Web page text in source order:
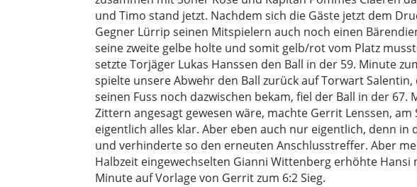
und Timo stand jetzt. Nachdem sich die Gäste jetzt dem
Gegner Lürrip seinen Mitspielern auch noch einen
seine zweite gelbe holte und somit gelb/rot vom Platz
setzte Torjäger Lukas Hanssen den Ball in der 59. Minute
spielte unsere Abwehr den Ball zurück auf Torwart
seinen Fuss noch dazwischen bekam, fiel der Ball in der
Zittern angesagt gewesen wäre, machte Gerrit Lenssen,
eigentlich alles klar. Aber eben auch nur eigentlich, denn
und verhinderte so den erneuten Anschlusstreffer. Aber
Halbzeit eingewechselten Gianni Wittenberg erhöhte
Minute auf Vorlage von Gerrit zum 6:2 Sieg.